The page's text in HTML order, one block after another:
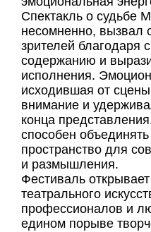
Спектакль о судьбе
несомненно, вызвал
зрителей благодаря
содержанию и
исполнения.
исходившая от
внимание и
конца
способен
пространство для
и размышления.
Фестиваль
театрального
профессионалов и
едином порыве